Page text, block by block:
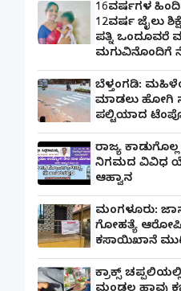
16ವರ್ಷಗಳ
12ವರ್ಷ ಜೈಲು
ಪತ್ನಿ ಒಂದೂವರೆ
ಮಗುವಿನೊಂದಿಗೆ
ಬೆಳ್ತಂಗಡಿ:
ಮಾಡಲು ಹೋಗಿ
ಪಲ್ಟಿಯಾದ
ರಾಜ್ಯ
ನಿಗಮದ ವಿವಿಧ
ಆಹ್ವಾನ
ಮಂಗಳೂರು:
ಗೋಹತ್ಯೆ
ಕಸಾಯಿಖಾನೆ
ಕ್ರಾಕ್ಸ್